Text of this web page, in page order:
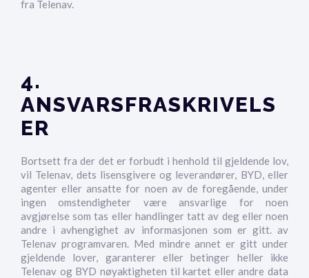
fra Telenav.
4.
ANSVARSFRASKRIVELS
ER
Bortsett fra der det er forbudt i henhold til gjeldende lov,
vil Telenav, dets lisensgivere og leverandører, BYD, eller
agenter eller ansatte for noen av de foregående, under
ingen omstendigheter være ansvarlige for noen
avgjørelse som tas eller handlinger tatt av deg eller noen
andre i avhengighet av informasjonen som er gitt. av
Telenav programvaren. Med mindre annet er gitt under
gjeldende lover, garanterer eller betinger heller ikke
Telenav og BYD nøyaktigheten til kartet eller andre data